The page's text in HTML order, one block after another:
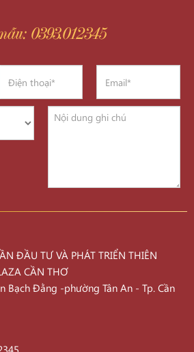
0393.012345
ĐẦU TƯ VÀ PHÁT TRIỂN THIÊN
CẦN THƠ
Bạch Đằng -phường Tân An - Tp. Cần